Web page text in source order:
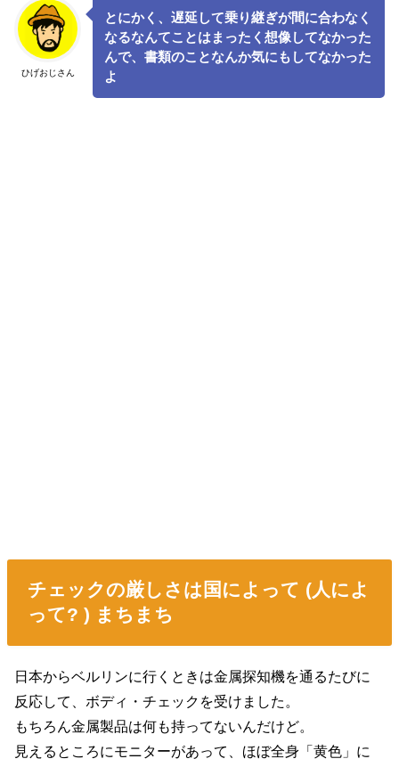
ひげおじさん
とにかく、遅延して乗り継ぎが間に合わなく
なるなんてことはまったく想像してなかった
んで、書類のことなんか気にもしてなかった
よ
チェックの厳しさは国によって (人によ
って? ) まちまち
日本からベルリンに行くときは金属探知機を通るたびに
反応して、ボディ・チェックを受けました。
もちろん金属製品は何も持ってないんだけど。
見えるところにモニターがあって、ほぼ全身「黄色」に